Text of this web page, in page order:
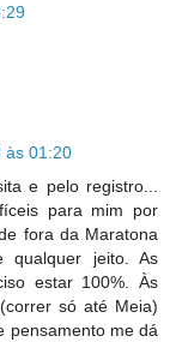
às 01:20
e pelo registro...
para mim por
fora da Maratona
jeito. As
estar 100%. Às
só até Meia)
pensamento me dá